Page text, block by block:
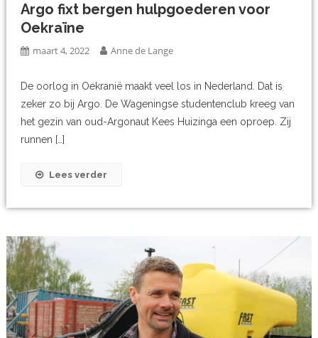
Argo fixt bergen hulpgoederen voor
Oekraïne
maart 4, 2022 Anne de Lange
De oorlog in Oekranië maakt veel los in Nederland. Dat is
zeker zo bij Argo. De Wageningse studentenclub kreeg van
het gezin van oud-Argonaut Kees Huizinga een oproep. Zij
runnen […]
Lees verder